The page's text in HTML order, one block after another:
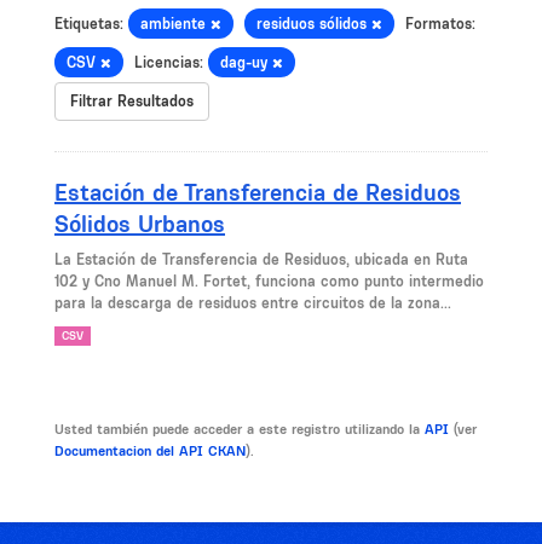
Etiquetas: ambiente residuos sólidos Formatos:
CSV Licencias: dag-uy
Filtrar Resultados
Estación de Transferencia de Residuos
Sólidos Urbanos
La Estación de Transferencia de Residuos, ubicada en Ruta
102 y Cno Manuel M. Fortet, funciona como punto intermedio
para la descarga de residuos entre circuitos de la zona...
CSV
Usted también puede acceder a este registro utilizando la API (ver
Documentacion del API CKAN).